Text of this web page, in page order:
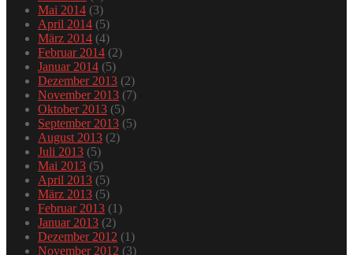
Mai 2014 (3)
April 2014 (5)
März 2014 (4)
Februar 2014 (2)
Januar 2014 (5)
Dezember 2013 (2)
November 2013 (7)
Oktober 2013 (5)
September 2013 (5)
August 2013 (2)
Juli 2013 (5)
Mai 2013 (5)
April 2013 (5)
März 2013 (5)
Februar 2013 (1)
Januar 2013 (2)
Dezember 2012 (1)
November 2012 (3)